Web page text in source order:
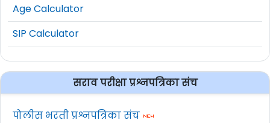
Age Calculator
SIP Calculator
सराव परीक्षा प्रश्नपत्रिका संच
पोलीस भरती प्रश्नपत्रिका संच